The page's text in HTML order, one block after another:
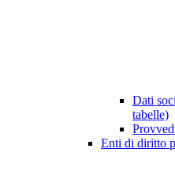
Dati
tabelle)
Enti di diritto